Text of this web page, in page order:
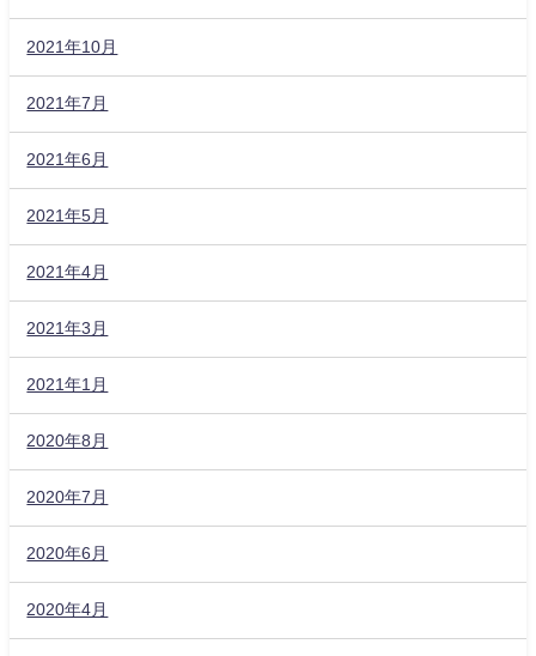
2021年10月
2021年7月
2021年6月
2021年5月
2021年4月
2021年3月
2021年1月
2020年8月
2020年7月
2020年6月
2020年4月